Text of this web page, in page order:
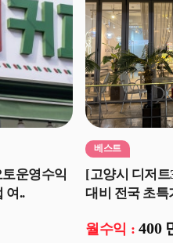
운영수익
여..
베스트
[고양시 디저
대비 전국 초특
월수익 :400